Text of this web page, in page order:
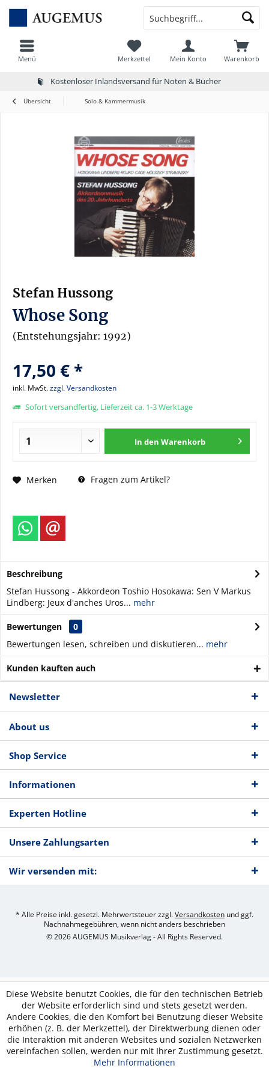
Kostenloser Inlandsversand für Noten & Bücher
Menü Warenkorb
Merkzettel Mein Konto
Übersicht Solo & Kammermusik
Stefan Hussong
Whose Song
(Entstehungsjahr: 1992)
17,50 € *
inkl. MwSt.zzgl. Versandkosten
Sofort versandfertig, Lieferzeit ca. 1-3 Werktage
In den Warenkorb
Merken Fragen zum Artikel?
Beschreibung
Stefan Hussong - Akkordeon Toshio Hosokawa: Sen V Markus
Lindberg: Jeux d'anches Uros... mehr
Bewertungen
0
Bewertungen lesen, schreiben und diskutieren... mehr
Kunden kauften auch
Newsletter
About us
Shop Service
Informationen
Experten Hotline
Unsere Zahlungsarten
Wir versenden mit:
* Alle Preise inkl. gesetzl. Mehrwertsteuer zzgl.Versandkosten und ggf.
Nachnahmegebühren, wenn nicht anders beschrieben
© 2026 AUGEMUS Musikverlag - All Rights Reserved.
Diese Website benutzt Cookies, die für den technischen Betrieb
der Website erforderlich sind und stets gesetzt werden.
Andere Cookies, die den Komfort bei Benutzung dieser Website
erhöhen (z. B. der Merkzettel), der Direktwerbung dienen oder
die Interaktion mit anderen Websites und sozialen Netzwerken
vereinfachen sollen, werden nur mit Ihrer Zustimmung gesetzt.
Mehr Informationen